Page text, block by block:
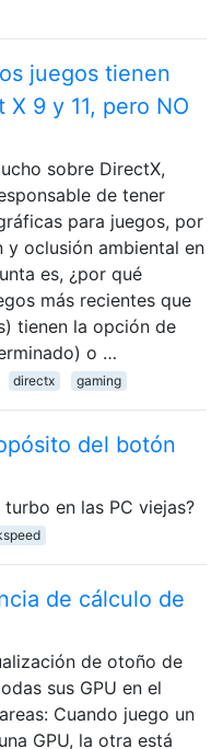
juegos tienen
9 y 11, pero NO
sobre DirectX,
de tener
para juegos, por
y oclusión ambiental en
es, ¿por qué
más recientes que
tienen la opción de
o …
directx gaming
del botón
en las PC viejas?
de cálculo de
de otoño de
sus GPU en el
Cuando juego un
GPU, la otra está